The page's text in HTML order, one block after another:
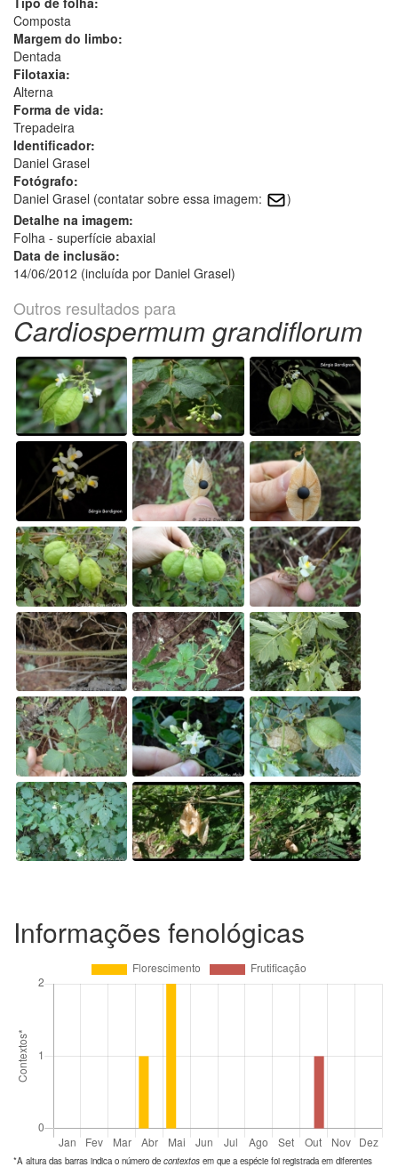
Composta
Margem do limbo:
Dentada
Filotaxia:
Alterna
Forma de vida:
Trepadeira
Identificador:
Daniel Grasel
Fotógrafo:
Daniel Grasel (contatar sobre essa imagem:
)
Detalhe na imagem:
Folha - superfície abaxial
Data de inclusão:
14/06/2012 (incluída por Daniel Grasel)
Outros resultados para
Cardiospermum grandiflorum
Informações fenológicas
*A altura das barras indica o número de contextos em que a espécie foi registrada em diferentes